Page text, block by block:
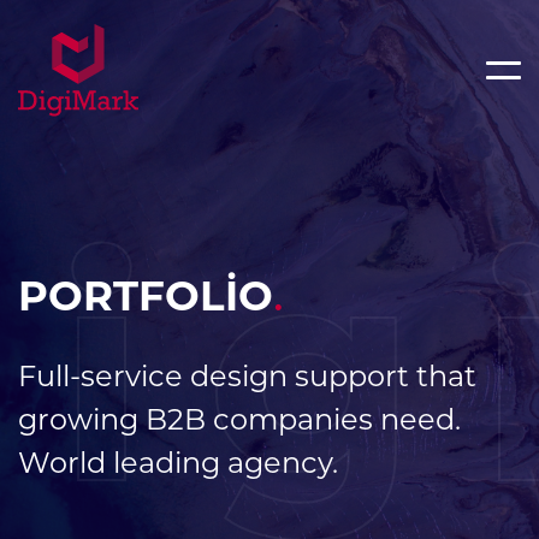
PORTFOLİO.
Full-service design support that
growing B2B companies need.
World leading agency.